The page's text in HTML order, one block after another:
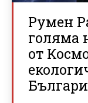
Румен
голяма
от